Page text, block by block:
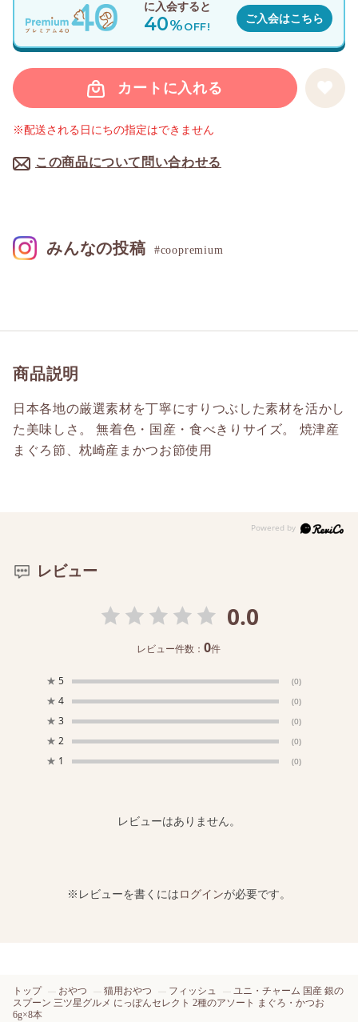
カートに入れる
この商品について問い合わせる
※配送される日にちの指定はできません
に入会すると
40%OFF!
ご入会はこちら
商品説明
日本各地の厳選素材を丁寧にすりつぶした素材を活かし
た美味しさ。 無着色・国産・食べきりサイズ。 焼津産
まぐろ節、枕崎産まかつお節使用
みんなの投稿 #coopremium
レビュー
0.0
レビュー件数：0件
★ 5 (0)
★ 4 (0)
★ 3 (0)
★ 2 (0)
★ 1 (0)
レビューはありません。
※レビューを書くにはログインが必要です。
トップ おやつ 猫用おやつ フィッシュ
ユニ・チャーム 国産 銀の
スプーン 三ツ星グルメ にっぽんセレクト 2種のアソート まぐろ・かつお
6g×8本